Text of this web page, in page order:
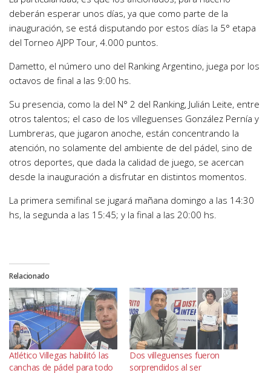
deberán esperar unos días, ya que como parte de la
inauguración, se está disputando por estos días la 5° etapa
del Torneo AJPP Tour, 4.000 puntos.
Dametto, el número uno del Ranking Argentino, juega por los
octavos de final a las 9:00 hs.
Su presencia, como la del N° 2 del Ranking, Julián Leite, entre
otros talentos; el caso de los villeguenses González Pernía y
Lumbreras, que jugaron anoche, están concentrando la
atención, no solamente del ambiente de del pádel, sino de
otros deportes, que dada la calidad de juego, se acercan
desde la inauguración a disfrutar en distintos momentos.
La primera semifinal se jugará mañana domingo a las 14:30
hs, la segunda a las 15:45; y la final a las 20:00 hs.
Relacionado
Atlético Villegas habilitó las
canchas de pádel para todo
Dos villeguenses fueron
sorprendidos al ser